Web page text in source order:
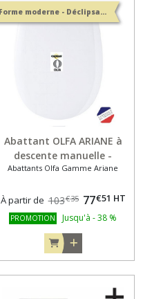
Forme moderne - Déclipsable
Abattant OLFA ARIANE à
descente manuelle -
Déclipsable
Abattants Olfa Gamme Ariane
À partir de 103€35 77€51 HT
PROMOTION Jusqu'à -38 %